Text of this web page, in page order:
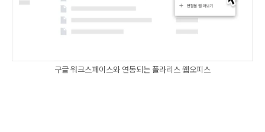
구글 워크스페이스와 연동되는 폴라리스 웹오피스